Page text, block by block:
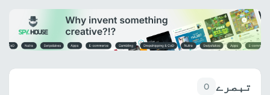
تبصرے 0